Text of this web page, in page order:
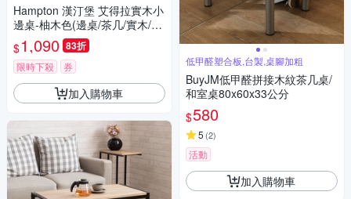
Hampton 漢汀堡 艾得拉實木小
邊桌-柚木色(邊桌/茶几/實木/桌
子/DIY自組商品/木紋/簡約風)
$1,090 83折
限時下殺 券
加入購物車
低甲醛塑合板,台製,桌腳加粗
BuyJM低甲醛拼接木紋茶几桌/
和室桌80x60x33公分
$580
5 (2)
活動
加入購物車